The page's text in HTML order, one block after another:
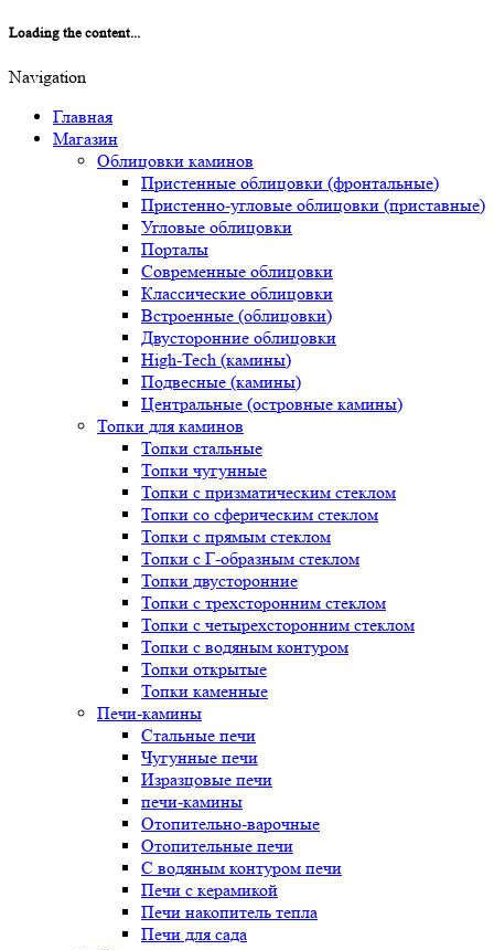
Loading the content...
Navigation
Главная
Магазин
Облицовки каминов
Пристенные облицовки (фронтальные)
Пристенно-угловые облицовки (приставные)
Угловые облицовки
Порталы
Современные облицовки
Классические облицовки
Встроенные (облицовки)
Двусторонние облицовки
High-Tech (камины)
Подвесные (камины)
Центральные (островные камины)
Топки для каминов
Топки стальные
Топки чугунные
Топки с призматическим стеклом
Топки со сферическим стеклом
Топки с прямым стеклом
Топки с Г-образным стеклом
Топки двусторонние
Топки с трехсторонним стеклом
Топки с четырехсторонним стеклом
Топки с водяным контуром
Топки открытые
Топки каменные
Печи-камины
Стальные печи
Чугунные печи
Изразцовые печи
печи-камины
Отопительно-варочные
Отопительные печи
С водяным контуром печи
Печи с керамикой
Печи накопитель тепла
Печи для сада